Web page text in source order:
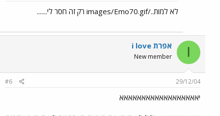
לא למות../images/Emo70.gif רק זה חסר לי.......
I i love אפרת
New member
29/12/04
#6
יאאאאאאאאאאאאאאאאאא